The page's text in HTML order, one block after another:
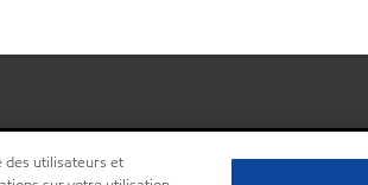
des utilisateurs et